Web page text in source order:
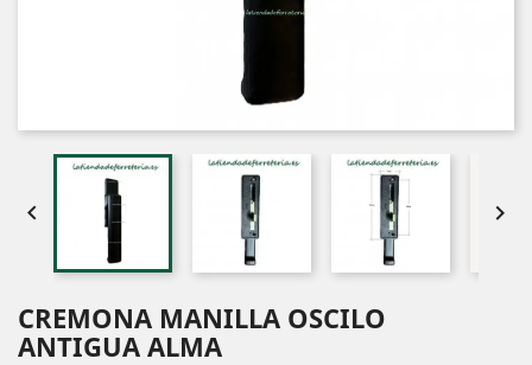
 
CREMONA MANILLA OSCILO
ANTIGUA ALMA